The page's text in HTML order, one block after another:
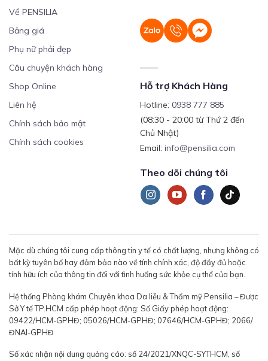
Về PENSILIA
Bảng giá
Phụ nữ phải đẹp
Câu chuyện khách hàng
Shop Online
Liên hệ
Chính sách bảo mật
Chính sách cookies
Hỗ trợ Khách Hàng
Hotline: 0938 777 885
(08:30 - 20:00 từ Thứ 2 đến
Chủ Nhật)
Email: info@pensilia.com
Theo dõi chúng tôi
Mặc dù chúng tôi cung cấp thông tin y tế có chất lượng, nhưng không có
bất kỳ tuyên bố hay đảm bảo nào về tính chính xác, độ đầy đủ hoặc
tính hữu ích của thông tin đối với tình huống sức khỏe cụ thể của bạn.
Hệ thống Phòng khám Chuyên khoa Da liễu & Thẩm mỹ Pensilia – Được
Sở Y tế TP.HCM cấp phép hoạt động: Số Giấy phép hoạt động:
09422/HCM-GPHĐ; 05026/HCM-GPHĐ; 07646/HCM-GPHĐ; 2066/
ĐNAI-GPHĐ
Số xác nhận nội dung quảng cáo: số 24/2021/XNQC-SYTHCM, số